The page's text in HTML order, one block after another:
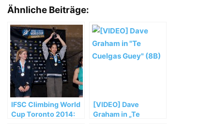
Ähnliche Beiträge:
IFSC Climbing World
Cup Toronto 2014:
[VIDEO] Dave
Graham in „Te